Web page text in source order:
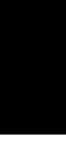
und Österreich.